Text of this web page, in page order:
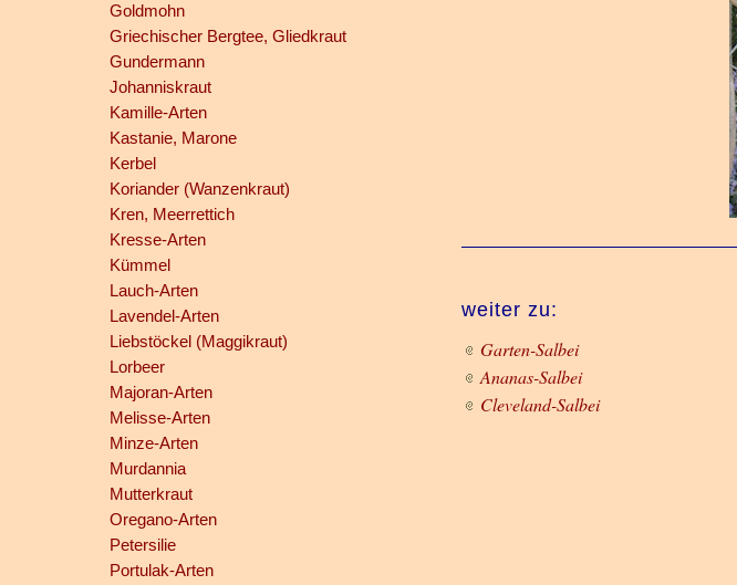
Goldmohn
Griechischer Bergtee, Gliedkraut
Gundermann
Johanniskraut
Kamille-Arten
Kastanie, Marone
Kerbel
Koriander (Wanzenkraut)
Kren, Meerrettich
Kresse-Arten
Kümmel
Lauch-Arten
Lavendel-Arten
Liebstöckel (Maggikraut)
Lorbeer
Majoran-Arten
Melisse-Arten
Minze-Arten
Murdannia
Mutterkraut
Oregano-Arten
Petersilie
Portulak-Arten
weiter zu:
Garten-Salbei
Ananas-Salbei
Cleveland-Salbei